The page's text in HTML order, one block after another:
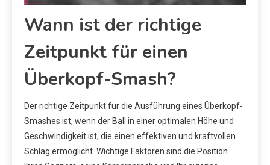
Wann ist der richtige
Zeitpunkt für einen
Überkopf-Smash?
Der richtige Zeitpunkt für die Ausführung eines Überkopf-
Smashes ist, wenn der Ball in einer optimalen Höhe und
Geschwindigkeit ist, die einen effektiven und kraftvollen
Schlag ermöglicht. Wichtige Faktoren sind die Position